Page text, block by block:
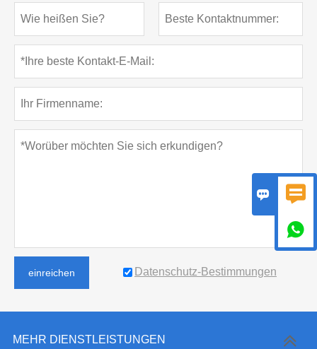
einreichen Datenschutz-Bestimmungen
MEHR DIENSTLEISTUNGEN
 
